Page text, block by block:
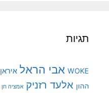
תגיות
WOKE אבי הראל איראן
ההון אלעד רזניק אמציה חן